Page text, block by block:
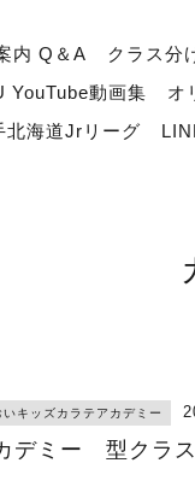
内 Q＆A クラス分
YouTube動画集
オ
北海道Jrリーグ
いキッズカラテアカデミー
デミー 型クラ